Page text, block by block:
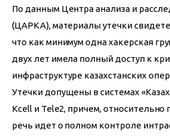
По данным Центра анализа и
(ЦАРКА), материалы утечки
что как минимум одна хакерская
двух лет имела полный доступ к
инфраструктуре казахстанских
Утечки допущены в системах
Kcell и Tele2, причем, относительно
речь идет о полном контроле